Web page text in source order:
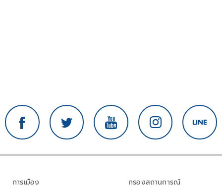
การเมือง
กรองสถานการณ์